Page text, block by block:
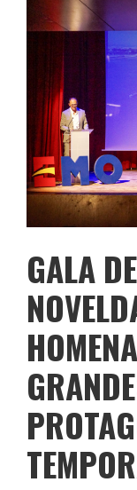
GALA